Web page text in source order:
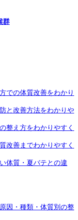
群
での体質改善をわかり
と改善方法をわかりや
整え方をわかりやすく
改善までわかりやすく
体質・夏バテとの違
因・種類・体質別の整